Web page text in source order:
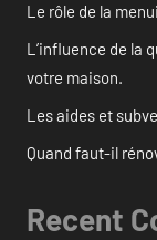
Le rôle de la
L’influence de la
votre maison.
Les aides et
Quand faut-il
Recent